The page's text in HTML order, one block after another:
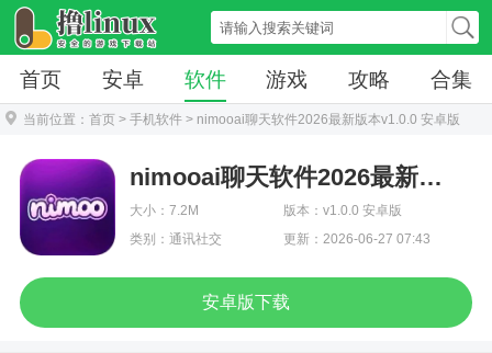
首页 安卓 软件 游戏 攻略 合集
当前位置： 首页 > 手机软件 > nimooai聊天软件2026最新版本v1.0.0 安卓版
nimooai聊天软件2026最新版本
大小：7.2M
版本：v1.0.0 安卓版
类别：通讯社交
更新：2026-06-27 07:43
安卓版下载